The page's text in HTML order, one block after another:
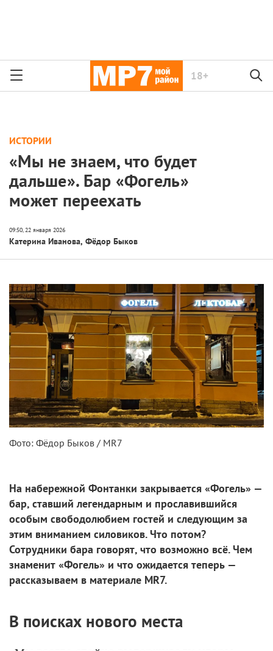
18+
ИСТОРИИ
«Мы не знаем, что будет
дальше». Бар «Фогель»
может переехать
Катерина Иванова, Фёдор Быков
Фото: Фёдор Быков / MR7
На набережной Фонтанки закрывается «Фогель» —
бар, ставший легендарным и прославившийся
особым свободолюбием гостей и следующим за
этим вниманием силовиков. Что потом?
Сотрудники бара говорят, что возможно всё. Чем
знаменит «Фогель» и что ожидается теперь —
рассказываем в материале MR7.
В поисках нового места